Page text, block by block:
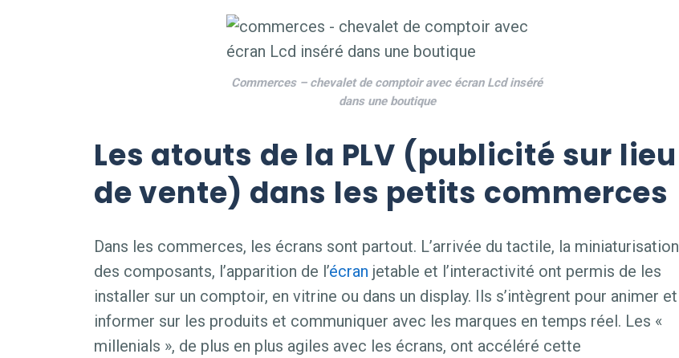
Commerces – chevalet de comptoir avec écran Lcd inséré
dans une boutique
Les atouts de la PLV (publicité sur lieu
de vente) dans les petits commerces
Dans les commerces, les écrans sont partout. L’arrivée du tactile, la miniaturisation
des composants, l’apparition de l’écran jetable et l’interactivité ont permis de les
installer sur un comptoir, en vitrine ou dans un display. Ils s’intègrent pour animer et
informer sur les produits et communiquer avec les marques en temps réel. Les «
millenials », de plus en plus agiles avec les écrans, ont accéléré cette